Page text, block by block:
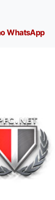
WhatsApp